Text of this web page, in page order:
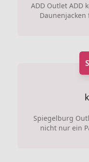
ADD Outlet ADD
Spiegelburg
nicht nur ein